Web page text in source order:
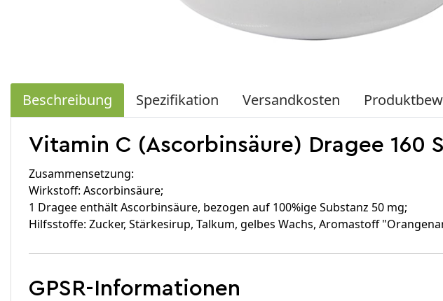
Beschreibung Spezifikation Versandkosten
Vitamin C (Ascorbinsäure) Dragee 160
Zusammensetzung:
Wirkstoff: Ascorbinsäure;
1 Dragee enthält Ascorbinsäure, bezogen auf 100%ige Substanz 50 mg;
Hilfsstoffe: Zucker, Stärkesirup, Talkum, gelbes Wachs, Aromastoff
GPSR-Informationen